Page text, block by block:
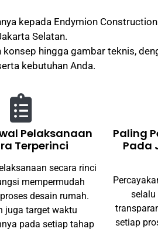
kepada Endymion
Selatan.
hingga gambar teknis,
kebutuhan Anda.
Pelaksanaan
Terperinci
secara rinci
mempermudah
desain rumah.
juga target waktu
pada setiap tahap
Paling
Pada
selalu
setiap